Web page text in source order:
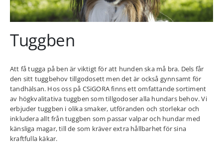
Tuggben
Att få tugga på ben är viktigt för att hunden ska må bra. Dels får
den sitt tuggbehov tillgodosett men det är också gynnsamt för
tandhälsan. Hos oss på CSiGORA finns ett omfattande sortiment
av högkvalitativa tuggben som tillgodoser alla hundars behov. Vi
erbjuder tuggben i olika smaker, utföranden och storlekar och
inkludera allt från tuggben som passar valpar och hundar med
känsliga magar, till de som kräver extra hållbarhet för sina
kraftfulla käkar.